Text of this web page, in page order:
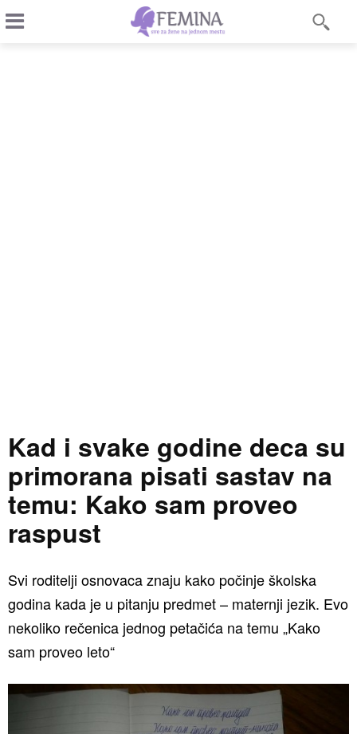
Kad i svake godine deca su
primorana pisati sastav na
temu: Kako sam proveo
raspust
Svi roditelji osnovaca znaju kako počinje školska
godina kada je u pitanju predmet – maternji jezik. Evo
nekoliko rečenica jednog petačića na temu „Kako
sam proveo leto“